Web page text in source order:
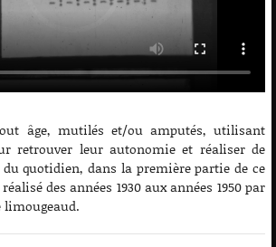
âge, mutilés et/ou amputés, utilisant
retrouver leur autonomie et réaliser de
quotidien, dans la première partie de ce
des années 1930 aux années 1950 par